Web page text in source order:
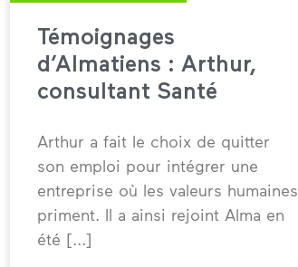
Témoignages
d’Almatiens : Arthur,
consultant Santé
Arthur a fait le choix de quitter
son emploi pour intégrer une
entreprise où les valeurs humaines
priment. Il a ainsi rejoint Alma en
été